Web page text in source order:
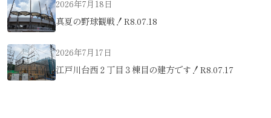
2026年7月18日
真夏の野球観戦！R8.07.18
2026年7月17日
江戸川台西２丁目３棟目の建方です！R8.07.17